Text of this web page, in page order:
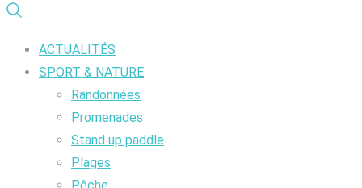
ACTUALITÉS
SPORT & NATURE
Randonnées
Promenades
Stand up paddle
Plages
Pêche